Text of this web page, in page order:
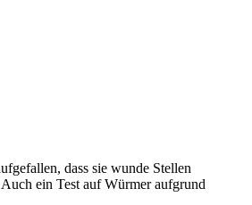
dass sie wunde Stellen
ein Test auf Würmer aufgrund